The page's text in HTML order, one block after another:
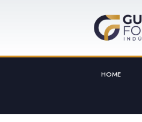
HOME